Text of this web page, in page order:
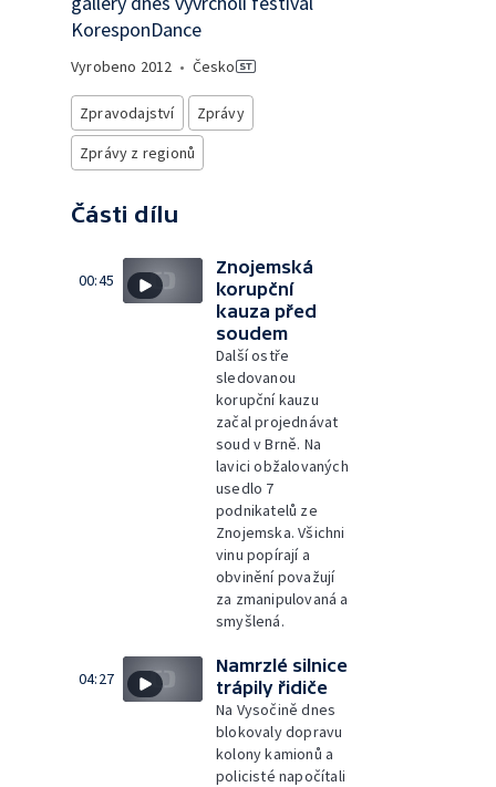
KoresponDance
Vyrobeno 2012 • Česko
Zpravodajství
Zprávy
Zprávy z regionů
Části dílu
00:45
Znojemská
korupční
kauza před
soudem
Další ostře
sledovanou
korupční kauzu
začal projednávat
soud v Brně. Na
lavici obžalovaných
usedlo 7
podnikatelů ze
Znojemska. Všichni
vinu popírají a
obvinění považují
za zmanipulovaná a
smyšlená.
04:27
Namrzlé silnice
trápily řidiče
Na Vysočině dnes
blokovaly dopravu
kolony kamionů a
policisté napočítali